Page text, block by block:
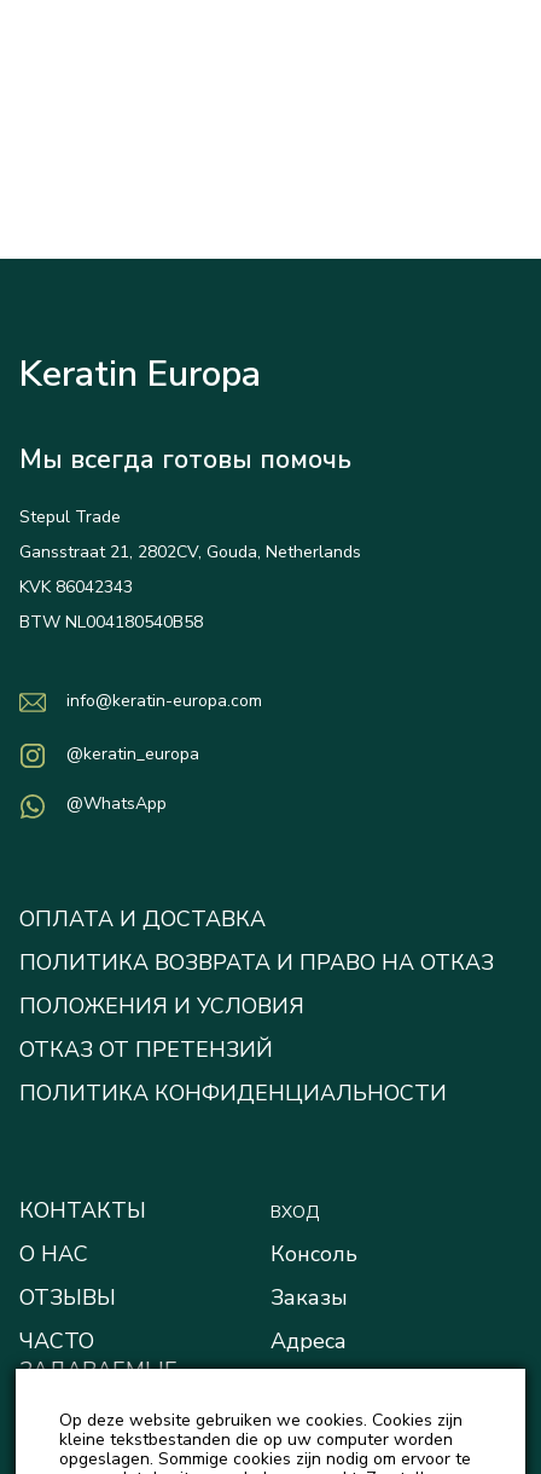
Keratin Europa
Мы всегда готовы помочь
Stepul Trade
Gansstraat 21, 2802CV, Gouda, Netherlands
KVK 86042343
BTW NL004180540B58
info@keratin-europa.com
@keratin_europa
@WhatsApp
ОПЛАТА И ДОСТАВКА
ПОЛИТИКА ВОЗВРАТА И ПРАВО НА ОТКАЗ
ПОЛОЖЕНИЯ И УСЛОВИЯ
ОТКАЗ ОТ ПРЕТЕНЗИЙ
ПОЛИТИКА КОНФИДЕНЦИАЛЬНОСТИ
КОНТАКТЫ
О НАС
ОТЗЫВЫ
ЧАСТО
ЗАДАВАЕМЫЕ
БЛОГ
ВХОД
Консоль
Заказы
Адреса
Мой кошелёк
Op deze website gebruiken we cookies. Cookies zijn
kleine tekstbestanden die op uw computer worden
opgeslagen. Sommige cookies zijn nodig om ervoor te